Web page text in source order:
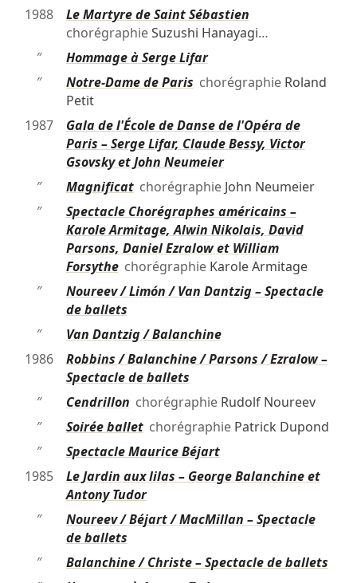
1988
Le Martyre de Saint Sébastien
chorégraphieSuzushi Hanayagi…
″
Hommage à Serge Lifar
″
Notre-Dame de Paris chorégraphie Roland
Petit
1987
Gala de l'École de Danse de l'Opéra de
Paris – Serge Lifar, Claude Bessy, Victor
Gsovsky et John Neumeier
″
Magnificatchorégraphie John Neumeier
″
Spectacle Chorégraphes américains –
Karole Armitage, Alwin Nikolais, David
Parsons, Daniel Ezralow et William
Forsythechorégraphie Karole Armitage
″
Noureev / Limón / Van Dantzig – Spectacle
de ballets
″
Van Dantzig / Balanchine
1986
Robbins / Balanchine / Parsons / Ezralow –
Spectacle de ballets
″
Cendrillon chorégraphie Rudolf Noureev
″
Soirée balletchorégraphie Patrick Dupond
″
Spectacle Maurice Béjart
1985
Le Jardin aux lilas – George Balanchine et
Antony Tudor
″
Noureev / Béjart / MacMillan – Spectacle
de ballets
″
Balanchine / Christe – Spectacle de ballets